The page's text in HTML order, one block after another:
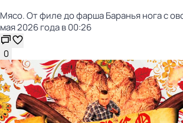
Мясо. От филе до фарша Баранья нога с
мая 2026 года в 00:26
0